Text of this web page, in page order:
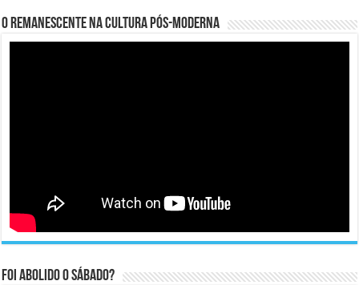
O remanescente na cultura pós-moderna
Foi abolido o sábado?